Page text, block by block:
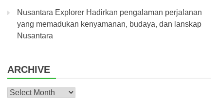
Nusantara Explorer Hadirkan pengalaman perjalanan
yang memadukan kenyamanan, budaya, dan lanskap
Nusantara
ARCHIVE
Archive